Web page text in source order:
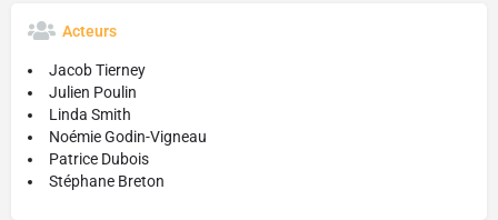
Acteurs
Jacob Tierney
Julien Poulin
Linda Smith
Noémie Godin-Vigneau
Patrice Dubois
Stéphane Breton